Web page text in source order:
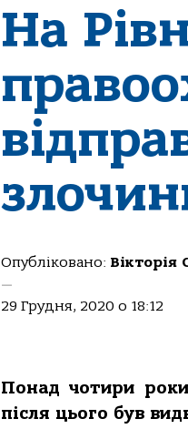
На
Опубліковано: Вікторія
—
29 Грудня, 2020 о 18:12
Понад чотири
після цього був